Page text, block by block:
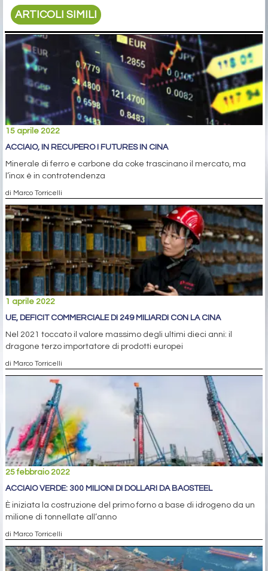
ARTICOLI SIMILI
15 aprile 2022
ACCIAIO, IN RECUPERO I FUTURES IN CINA
Minerale di ferro e carbone da coke trascinano il mercato, ma
l’inox è in controtendenza
di Marco Torricelli
1 aprile 2022
UE, DEFICIT COMMERCIALE DI 249 MILIARDI CON LA CINA
Nel 2021 toccato il valore massimo degli ultimi dieci anni: il
dragone terzo importatore di prodotti europei
di Marco Torricelli
25 febbraio 2022
ACCIAIO VERDE: 300 MILIONI DI DOLLARI DA BAOSTEEL
È iniziata la costruzione del primo forno a base di idrogeno da un
milione di tonnellate all’anno
di Marco Torricelli